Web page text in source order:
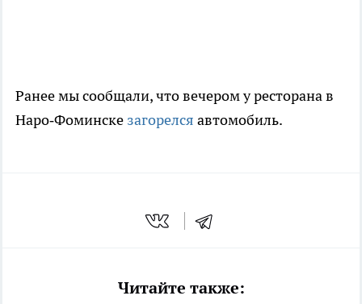
Ранее мы сообщали, что вечером у ресторана в
Наро‑Фоминске загорелся автомобиль.
Читайте также: